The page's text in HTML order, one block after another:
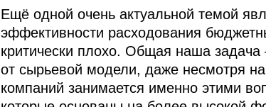
Ещё одной очень актуальной темой
эффективности расходования
критически плохо. Общая наша
от сырьевой модели, даже несмотря на
компаний занимается именно этими